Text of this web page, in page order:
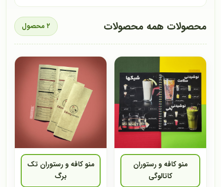
محصولات همه محصولات
منو کافه و رستوران
کاتالوگی
منو کافه و رستوران تک
برگ